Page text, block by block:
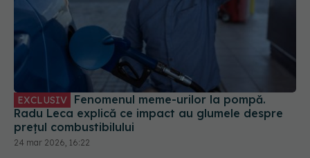
EXCLUSIV
Radu Leca explică ce impact au glumele despre
prețul combustibilului
24 mar 2026, 16:22